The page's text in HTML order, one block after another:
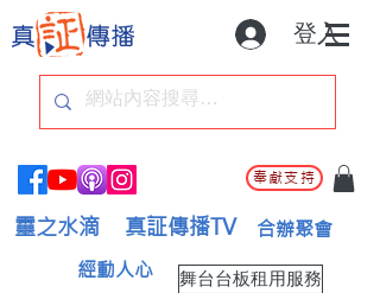
登入
奉獻支持
靈之水滴 真証傳播TV 合辦聚會
舞台台板租用服務
經動人心